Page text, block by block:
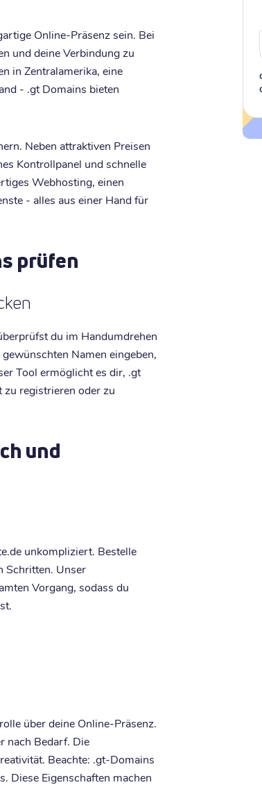
Online-Präsenz sein. Bei
und deine Verbindung zu
in Zentralamerika, eine
- .gt Domains bieten
Neben attraktiven Preisen
Kontrollpanel und schnelle
Webhosting, einen
- alles aus einer Hand für
prüfen
du im Handumdrehen
Namen eingeben,
Tool ermöglicht es dir, .gt
registrieren oder zu
und
unkompliziert. Bestelle
Schritten. Unser
Vorgang, sodass du
über deine Online-Präsenz.
nach Bedarf. Die
Beachte: .gt-Domains
Diese Eigenschaften machen